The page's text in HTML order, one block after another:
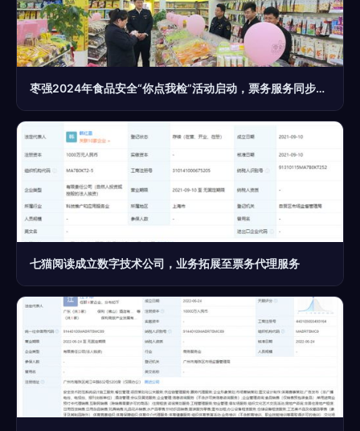
枣强2024年食品安全“你点我检”活动启动，票务服务同步到位
七猫阅读成立数字技术公司，业务拓展至票务代理服务